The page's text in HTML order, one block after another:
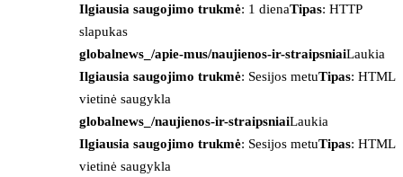
Ilgiausia saugojimo trukmė: 1 dienaTipas: HTTP
slapukas
globalnews_/apie-mus/naujienos-ir-straipsniaiLaukia
Ilgiausia saugojimo trukmė: Sesijos metuTipas: HTML
vietinė saugykla
globalnews_/naujienos-ir-straipsniaiLaukia
Ilgiausia saugojimo trukmė: Sesijos metuTipas: HTML
vietinė saugykla